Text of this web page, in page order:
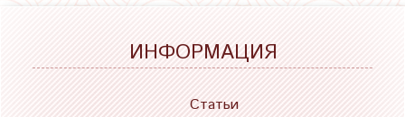
ИНФОРМАЦИЯ
Статьи